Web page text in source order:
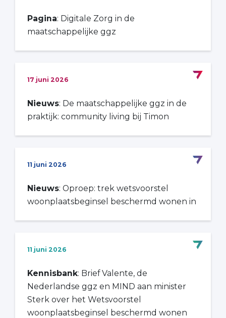
Pagina: Digitale Zorg in de
maatschappelijke ggz
17 juni 2026
Nieuws: De maatschappelijke ggz in de
praktijk: community living bij Timon
11 juni 2026
Nieuws: Oproep: trek wetsvoorstel
woonplaatsbeginsel beschermd wonen in
11 juni 2026
Kennisbank: Brief Valente, de
Nederlandse ggz en MIND aan minister
Sterk over het Wetsvoorstel
woonplaatsbeginsel beschermd wonen